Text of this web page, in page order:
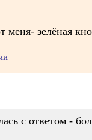
меня- зелёная
с ответом -